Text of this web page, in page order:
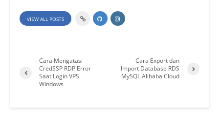
VIEW ALL POSTS
Cara Mengatasi
CredSSP RDP Error
Saat Login VPS
Windows
Cara Export dan
Import Database RDS
MySQL Alibaba Cloud